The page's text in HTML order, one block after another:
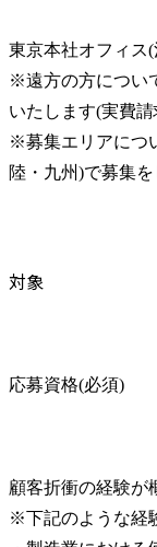
東京本社オフィス
※遠方の方につい
いたします(実費請
※募集エリアにつ
陸・九州)で募集
対象
応募資格(必須)
顧客折衝の経験が
※下記のような経